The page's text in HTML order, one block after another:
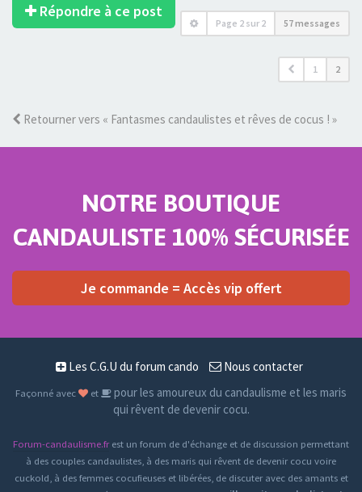
Répondre à ce post
Page 2 sur 2 57 messages
1 2
Retourner vers « Fantasmes candaulistes et rêves de cocus ! »
NOTRE BOUTIQUE
CANDAULISTE 100% SÉCURISÉE
Je commande = Accès vip offert
Les C.G.U du forum cando Nous contacter
Façonné avec et
pour les amoureux du candaulisme et les maris
qui rêvent de devenir cocu.
Forum-candaulisme.frest un forum de d'échange et de discussion permettant
à des couples candaulistes, à des maris qui rêvent de devenir cocu voire
cuckold, à des femmes cocufieuses et libérées, de discuter avec des amants et